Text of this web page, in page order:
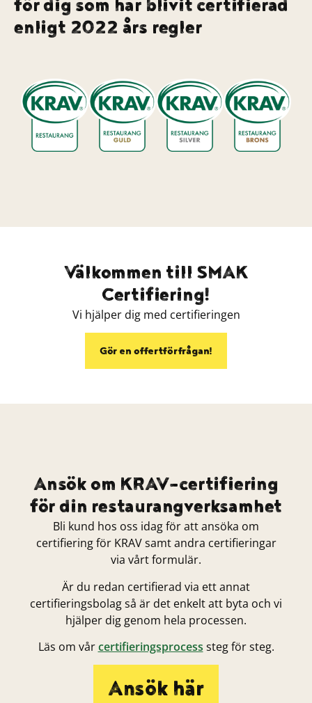
för dig som har blivit certifierad
enligt 2022 års regler
Välkommen till SMAK
Certifiering!
Vi hjälper dig med certifieringen
Gör en offertförfrågan!
Ansök om KRAV-certifiering
för din restaurangverksamhet
Bli kund hos oss idag för att ansöka om
certifiering för KRAV samt andra certifieringar
via vårt formulär.
Är du redan certifierad via ett annat
certifieringsbolag så är det enkelt att byta och vi
hjälper dig genom hela processen.
Läs om vårcertifieringsprocess steg för steg.
Ansök här